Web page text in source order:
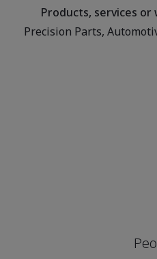
Products, services or
Precision Parts,